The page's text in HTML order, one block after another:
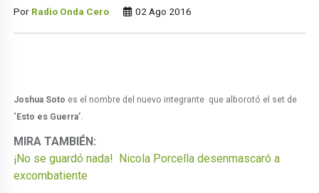
Por Radio Onda Cero 02 Ago 2016
Joshua Soto es el nombre del nuevo integrante que alborotó el set de
‘Esto es Guerra’
MIRA TAMBIÉN:
¡No se guardó nada! Nicola Porcella desenmascaró a
excombatiente